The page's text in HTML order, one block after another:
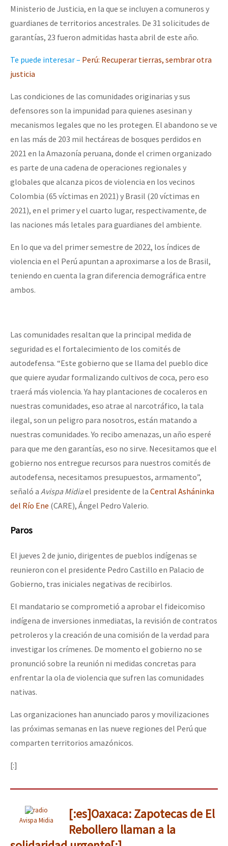
Ministerio de Justicia, en la que se incluyen a comuneros y
guardianes de territorios ancestrales. De 31 solicitudes de
garantías, 23 fueron admitidas hasta abril de este año.
Te puede interesar – Perú: Recuperar tierras, sembrar otra
justicia
Las condiciones de las comunidades originarias y sus
defensores son la impunidad para quienes asesinan y
mecanismos legales que no les protegen. El abandono se ve
en las más de 203 mil hectáreas de bosques perdidos en
2021 en la Amazonía peruana, donde el crimen organizado
es parte de una cadena de operaciones regionales y
globales que alcanza picos de violencia en los vecinos
Colombia (65 víctimas en 2021) y Brasil (20 víctimas en
2021), en el primer y el cuarto lugar, respectivamente, de
las naciones más letales para guardianes del ambiente.
En lo que va del primer semestre de 2022, los índices de
violencia en el Perú apuntan a aproximarse a los de Brasil,
teniendo en cuenta la gran diferencia demográfica entre
ambos.
Las comunidades resaltan que la principal medida de
seguridad es el fortalecimiento de los comités de
autodefensa. “Este gobierno que se llama del pueblo dice
que quiere ayudar formalizando cultivos de coca, pero eso
traerá más violencia. Ya hay plantaciones de cocaleros en
nuestras comunidades, eso atrae al narcotráfico, la tala
ilegal, son un peligro para nosotros, están matando a
nuestras comunidades. Yo recibo amenazas, un año esperé
para que me den garantías, eso no sirve. Necesitamos que el
gobierno nos entregue recursos para nuestros comités de
autodefensa, necesitamos presupuestos, armamento”,
señaló a Avispa Midiael presidente de la Central Asháninka
del Río Ene (CARE), Ángel Pedro Valerio.
Paros
El jueves 2 de junio, dirigentes de pueblos indígenas se
reunieron con el presidente Pedro Castillo en Palacio de
Gobierno, tras iniciales negativas de recibirlos.
El mandatario se comprometió a aprobar el fideicomiso
indígena de inversiones inmediatas, la revisión de contratos
petroleros y la creación de una comisión de la verdad para
investigar los crímenes. De momento el gobierno no se
pronunció sobre la reunión ni medidas concretas para
enfrentar la ola de violencia que sufren las comunidades
nativas.
Las organizaciones han anunciado paros y movilizaciones
las próximas semanas en las nueve regiones del Perú que
comparten territorios amazónicos.
[:]
Avispa Midia
[:es]Oaxaca: Zapotecas de El
Rebollero llaman a la